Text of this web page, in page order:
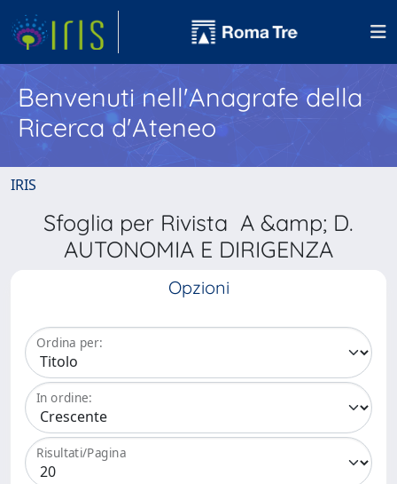
Benvenuti nell'Anagrafe della
Ricerca d'Ateneo
IRIS
Sfoglia per Rivista A &amp; D.
AUTONOMIA E DIRIGENZA
Opzioni
Ordina per:
In ordine:
Risultati/Pagina